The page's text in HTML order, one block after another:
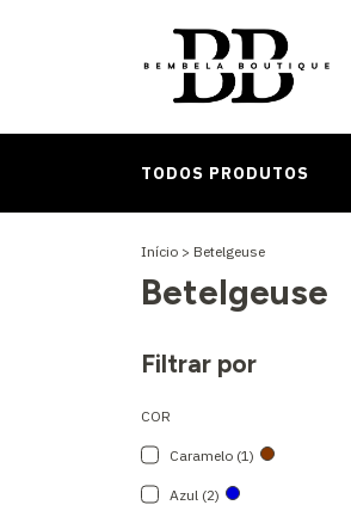
TODOS PRODUTOS
Início > Betelgeuse
Betelgeuse
Filtrar por
COR
Caramelo (1)
Azul (2)